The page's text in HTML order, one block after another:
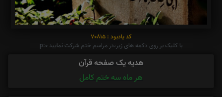
کد یادبود : 70815
با کلیک بر روی دکمه های زیر،در مراسم ختم شرکت نمایید p:0
هدیه یک صفحه قرآن
هر ماه سه ختم کامل